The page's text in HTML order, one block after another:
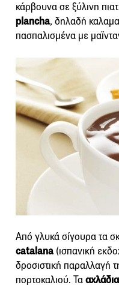
κάρβουνα σε ξύλινη
plancha, δηλαδή
πασπαλισμένα με
Από γλυκά σίγουρα τα
catalana (ισπανική
δροσιστική παραλλαγή
πορτοκαλιού. Τα